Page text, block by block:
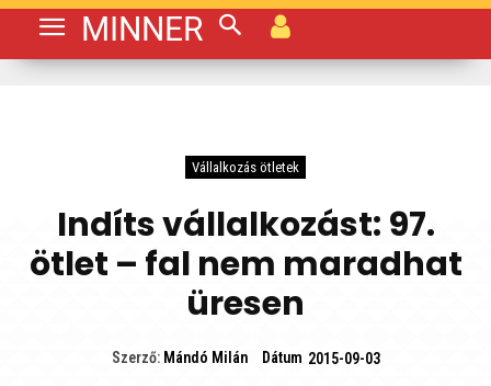
MINNER
Vállalkozás ötletek
Indíts vállalkozást: 97.
ötlet – fal nem maradhat
üresen
Szerző: Mándó Milán Dátum 2015-09-03